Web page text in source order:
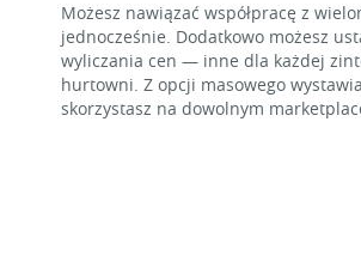
Możesz nawiązać współpracę z
jednocześnie. Dodatkowo możesz
wyliczania cen — inne dla każdej
hurtowni. Z opcji masowego
skorzystasz na dowolnym